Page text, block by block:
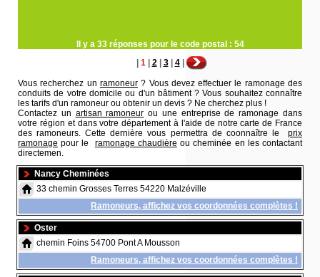
Il y a 33 réponses pour le code postal : 54
1| 2| 3| 4|
Vous recherchez un ramoneur? Vous devez effectuer le ramonage des
conduits de votre domicile ou d'un bâtiment ? Vous souhaitez connaître
les tarifs d'un ramoneur ou obtenir un devis ? Ne cherchez plus !
Contactez un artisan ramoneur ou une entreprise de ramonage dans
votre région et dans votre département à l'aide de notre carte de France
des ramoneurs. Cette dernière vous permettra de coonnaître le prix
ramonage pour le ramonage chaudière ou cheminée en les contactant
directemen.
Nancy Cheminées
33 chemin Grosses Terres 54220 Malzéville
Ramoneurs, affichez vos coordonnées complètes !
Oster
chemin Foins 54700 Pont A Mousson
Ramoneurs, affichez vos coordonnées complètes !